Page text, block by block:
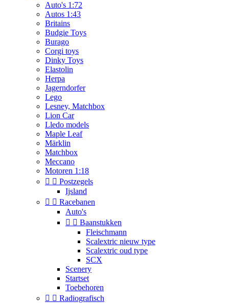
Auto's 1:72
Autos 1:43
Britains
Budgie Toys
Burago
Corgi toys
Dinky Toys
Elastolin
Herpa
Jagerndorfer
Lego
Lesney, Matchbox
Lion Car
Lledo models
Maple Leaf
Märklin
Matchbox
Meccano
Motoren 1:18
  Postzegels
Ijsland
  Racebanen
Auto's
  Baanstukken
Fleischmann
Scalextric nieuw type
Scalextric oud type
SCX
Scenery
Startset
Toebehoren
  Radiografisch